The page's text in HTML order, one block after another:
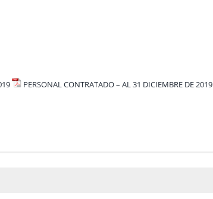
PERSONAL CONTRATADO – AL 31 DICIEMBRE DE 2019